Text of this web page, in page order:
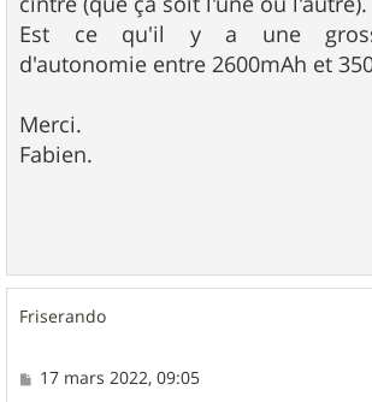
Est ce qu'il y a une
d'autonomie entre 2600mAh et
Merci.
Fabien.
Friserando
M17 mars 2022, 09:05